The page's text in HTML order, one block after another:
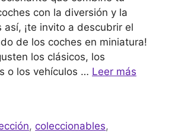
con la diversión y la
así, ¡te invito a descubrir el
de los coches en miniatura!
los clásicos, los
o los vehículos … Leer más
,coleccionables,